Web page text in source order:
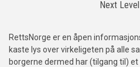
Next
RettsNorge er en åpen
kaste lys over virkeligeten på alle
borgerne dermed har (tilgang til)